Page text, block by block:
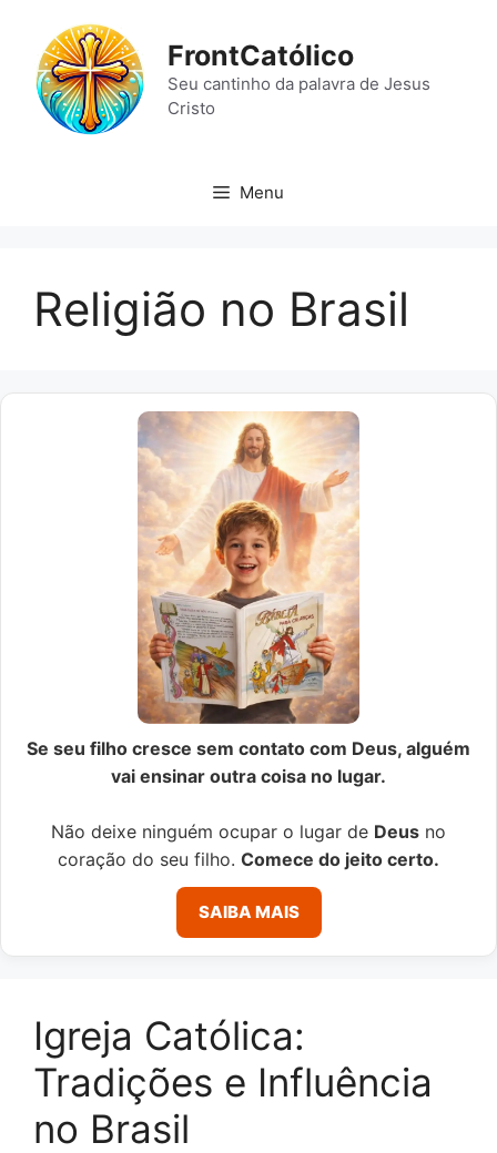
conteúdo
FrontCatólico
Seu cantinho da palavra de Jesus
Cristo
Menu
Religião no Brasil
Se seu filho cresce sem contato com Deus, alguém
vai ensinar outra coisa no lugar.
Não deixe ninguém ocupar o lugar de Deus no
coração do seu filho. Comece do jeito certo.
SAIBA MAIS
Igreja Católica:
Tradições e Influência
no Brasil